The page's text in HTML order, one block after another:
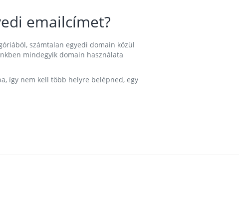
emailcímet?
számtalan egyedi domain közül
mindegyik domain használata
így nem kell több helyre belépned, egy